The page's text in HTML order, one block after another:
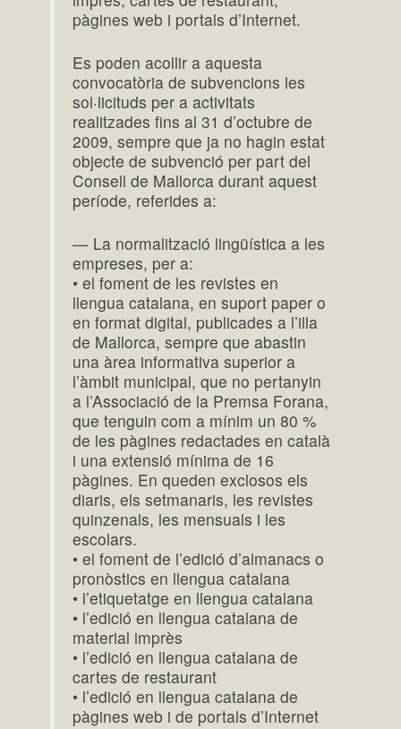
pàgines web i portals d’Internet.
Es poden acollir a aquesta
convocatòria de subvencions les
sol·licituds per a activitats
realitzades fins al 31 d’octubre de
2009, sempre que ja no hagin estat
objecte de subvenció per part del
Consell de Mallorca durant aquest
període, referides a:
— La normalització lingüística a les
empreses, per a:
• el foment de les revistes en
llengua catalana, en suport paper o
en format digital, publicades a l’illa
de Mallorca, sempre que abastin
una àrea informativa superior a
l’àmbit municipal, que no pertanyin
a l’Associació de la Premsa Forana,
que tenguin com a mínim un 80 %
de les pàgines redactades en català
i una extensió mínima de 16
pàgines. En queden exclosos els
diaris, els setmanaris, les revistes
quinzenals, les mensuals i les
escolars.
• el foment de l’edició d’almanacs o
pronòstics en llengua catalana
• l’etiquetatge en llengua catalana
• l’edició en llengua catalana de
material imprès
• l’edició en llengua catalana de
cartes de restaurant
• l’edició en llengua catalana de
pàgines web i de portals d’Internet